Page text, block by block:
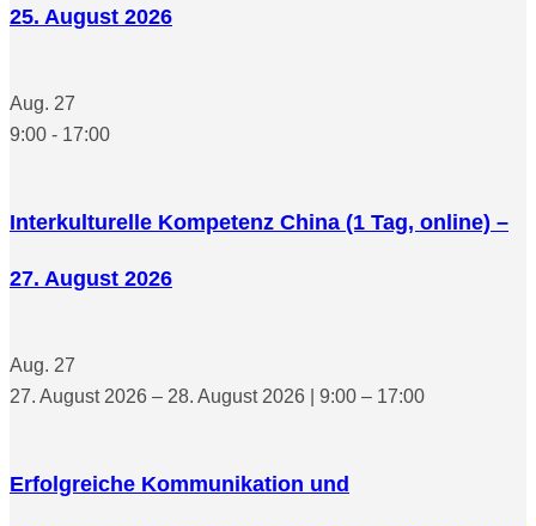
25. August 2026
Aug. 27
9:00 - 17:00
Interkulturelle Kompetenz China (1 Tag, online) –
27. August 2026
Aug. 27
27. August 2026 – 28. August 2026 | 9:00 – 17:00
Erfolgreiche Kommunikation und